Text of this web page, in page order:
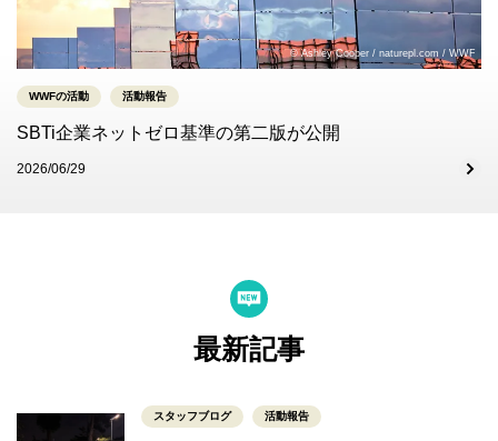
© Ashley Cooper / naturepl.com / WWF
WWFの活動 活動報告
SBTi企業ネットゼロ基準の第二版が公開
2026/06/29
最新記事
スタッフブログ 活動報告